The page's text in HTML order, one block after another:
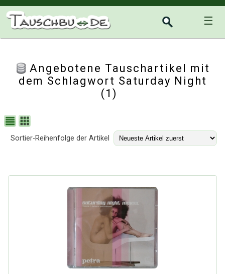
☰
Angebotene Tauschartikel mit
dem Schlagwort Saturday Night
(1)
Sortier-Reihenfolge der Artikel